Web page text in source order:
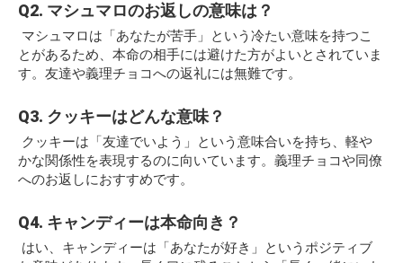
Q2. マシュマロのお返しの意味は？
マシュマロは「あなたが苦手」という冷たい意味を持つこ
とがあるため、本命の相手には避けた方がよいとされていま
す。友達や義理チョコへの返礼には無難です。
Q3. クッキーはどんな意味？
クッキーは「友達でいよう」という意味合いを持ち、軽や
かな関係性を表現するのに向いています。義理チョコや同僚
へのお返しにおすすめです。
Q4. キャンディーは本命向き？
はい、キャンディーは「あなたが好き」というポジティブ